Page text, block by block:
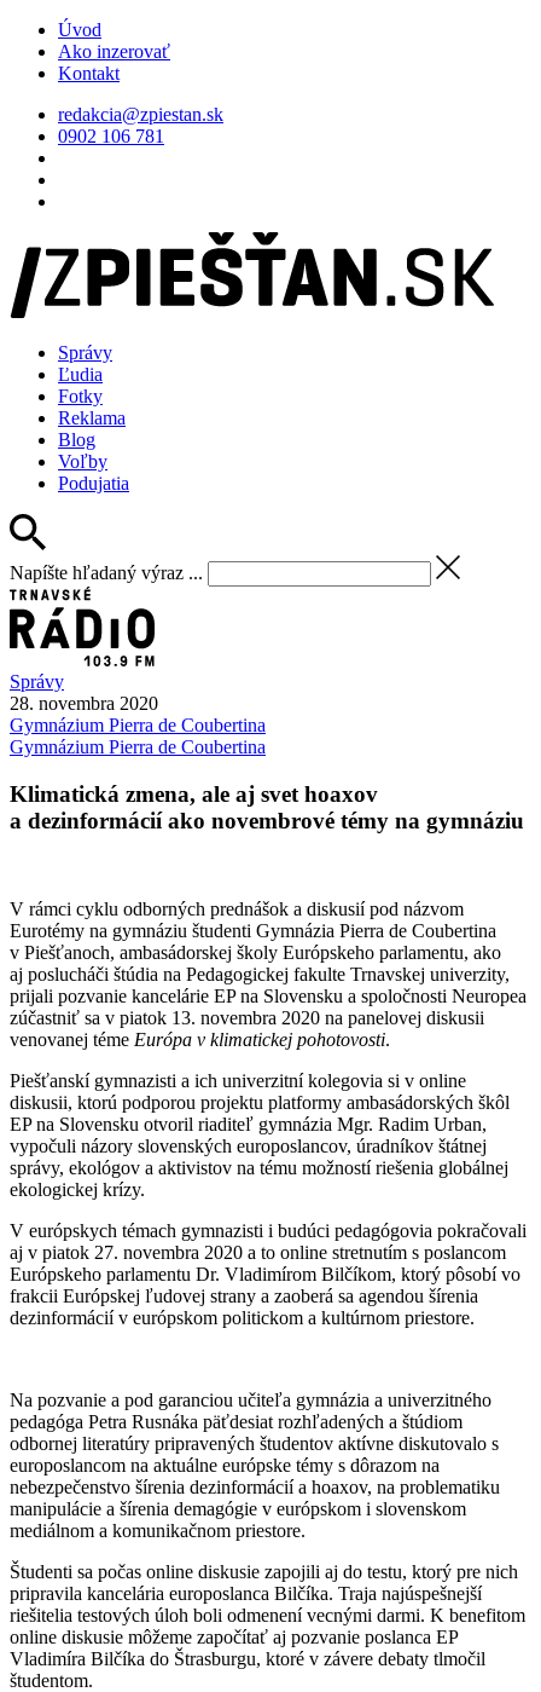
Úvod
Ako inzerovať
Kontakt
redakcia@zpiestan.sk
0902 106 781
Správy
Ľudia
Fotky
Reklama
Blog
Voľby
Podujatia
Napíšte hľadaný výraz ...
Správy
28. novembra 2020
Gymnázium Pierra de Coubertina
Gymnázium Pierra de Coubertina
Klimatická zmena, ale aj svet hoaxov
a dezinformácií ako novembrové témy na gymnáziu
V rámci cyklu odborných prednášok a diskusií pod názvom
Eurotémy na gymnáziu študenti Gymnázia Pierra de Coubertina
v Piešťanoch, ambasádorskej školy Európskeho parlamentu, ako
aj poslucháči štúdia na Pedagogickej fakulte Trnavskej univerzity,
prijali pozvanie kancelárie EP na Slovensku a spoločnosti Neuropea
zúčastniť sa v piatok 13. novembra 2020 na panelovej diskusii
venovanej téme Európa v klimatickej pohotovosti.
Piešťanskí gymnazisti a ich univerzitní kolegovia si v online
diskusii, ktorú podporou projektu platformy ambasádorských škôl
EP na Slovensku otvoril riaditeľ gymnázia Mgr. Radim Urban,
vypočuli názory slovenských europoslancov, úradníkov štátnej
správy, ekológov a aktivistov na tému možností riešenia globálnej
ekologickej krízy.
V európskych témach gymnazisti i budúci pedagógovia pokračovali
aj v piatok 27. novembra 2020 a to online stretnutím s poslancom
Európskeho parlamentu Dr. Vladimírom Bilčíkom, ktorý pôsobí vo
frakcii Európskej ľudovej strany a zaoberá sa agendou šírenia
dezinformácií v európskom politickom a kultúrnom priestore.
Na pozvanie a pod garanciou učiteľa gymnázia a univerzitného
pedagóga Petra Rusnáka päťdesiat rozhľadených a štúdiom
odbornej literatúry pripravených študentov aktívne diskutovalo s
europoslancom na aktuálne európske témy s dôrazom na
nebezpečenstvo šírenia dezinformácií a hoaxov, na problematiku
manipulácie a šírenia demagógie v európskom i slovenskom
mediálnom a komunikačnom priestore.
Študenti sa počas online diskusie zapojili aj do testu, ktorý pre nich
pripravila kancelária europoslanca Bilčíka. Traja najúspešnejší
riešitelia testových úloh boli odmenení vecnými darmi. K benefitom
online diskusie môžeme započítať aj pozvanie poslanca EP
Vladimíra Bilčíka do Štrasburgu, ktoré v závere debaty tlmočil
študentom.